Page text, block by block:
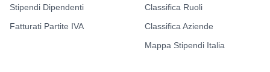
Stipendi Dipendenti
Fatturati Partite IVA
Classifica Ruoli
Classifica Aziende
Mappa Stipendi Italia